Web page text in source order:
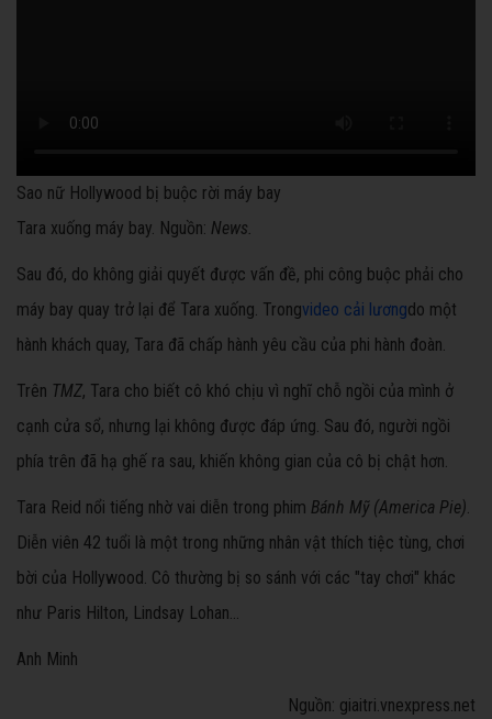
Sao nữ Hollywood bị buộc rời máy bay
Tara xuống máy bay. Nguồn: News.
Sau đó, do không giải quyết được vấn đề, phi công buộc phải cho
máy bay quay trở lại để Tara xuống. Trongvideo cải lươngdo một
hành khách quay, Tara đã chấp hành yêu cầu của phi hành đoàn.
Trên TMZ, Tara cho biết cô khó chịu vì nghĩ chỗ ngồi của mình ở
cạnh cửa sổ, nhưng lại không được đáp ứng. Sau đó, người ngồi
phía trên đã hạ ghế ra sau, khiến không gian của cô bị chật hơn.
Tara Reid nổi tiếng nhờ vai diễn trong phim Bánh Mỹ (America Pie).
Diễn viên 42 tuổi là một trong những nhân vật thích tiệc tùng, chơi
bời của Hollywood. Cô thường bị so sánh với các "tay chơi" khác
như Paris Hilton, Lindsay Lohan...
Anh Minh
Nguồn: giaitri.vnexpress.net